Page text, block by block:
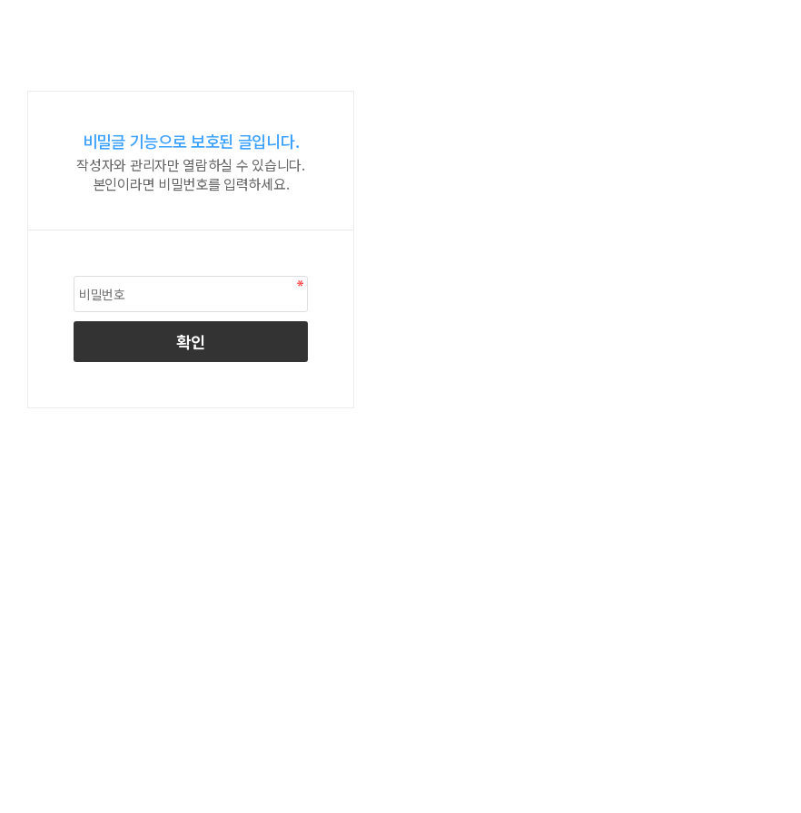
비밀글 기능으로 보호된 글입니다.
작성자와 관리자만 열람하실 수 있습니다.
본인이라면 비밀번호를 입력하세요.